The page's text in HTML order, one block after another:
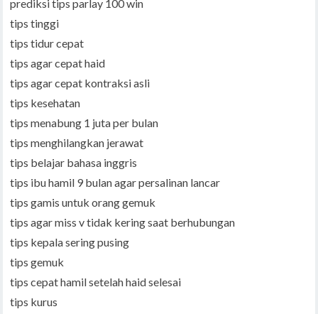
prediksi tips parlay 100 win
tips tinggi
tips tidur cepat
tips agar cepat haid
tips agar cepat kontraksi asli
tips kesehatan
tips menabung 1 juta per bulan
tips menghilangkan jerawat
tips belajar bahasa inggris
tips ibu hamil 9 bulan agar persalinan lancar
tips gamis untuk orang gemuk
tips agar miss v tidak kering saat berhubungan
tips kepala sering pusing
tips gemuk
tips cepat hamil setelah haid selesai
tips kurus